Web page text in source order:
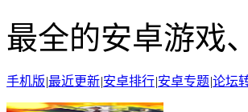
最全的安卓游戏
手机版|最近更新|安卓排行|安卓专题|论坛